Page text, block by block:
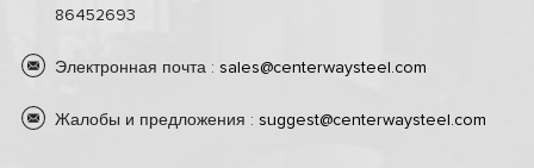
86452693
Электронная почта : sales@centerwaysteel.com
Жалобы и предложения : suggest@centerwaysteel.com